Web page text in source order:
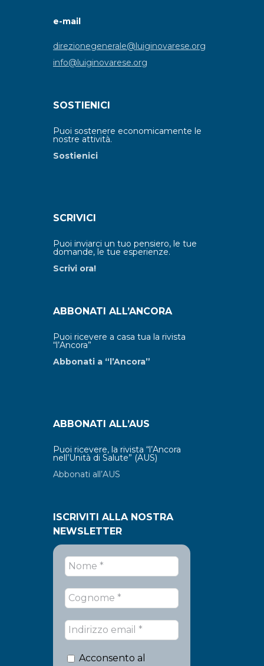
e-mail
direzionegenerale@luiginovarese.org
info@luiginovarese.org
SOSTIENICI
Puoi sostenere economicamente le
nostre attività.
Sostienici
SCRIVICI
Puoi inviarci un tuo pensiero, le tue
domande, le tue esperienze.
Scrivi ora!
ABBONATI ALL’ANCORA
Puoi ricevere a casa tua la rivista
“l’Ancora”
Abbonati a “l’Ancora”
ABBONATI ALL’AUS
Puoi ricevere, la rivista “l’Ancora
nell’Unità di Salute” (AUS)
Abbonati all’AUS
ISCRIVITI ALLA NOSTRA
NEWSLETTER
Acconsento al